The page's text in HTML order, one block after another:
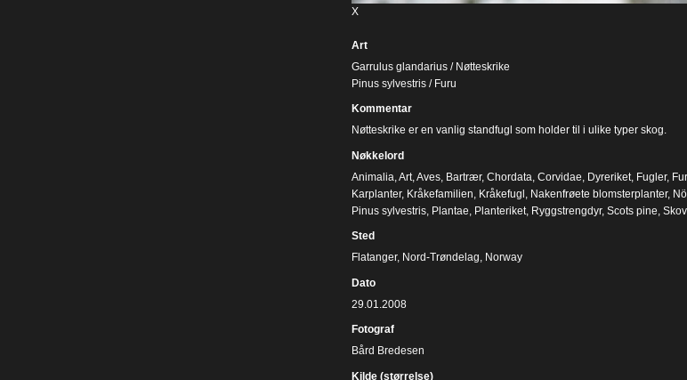
X
Art
Garrulus glandarius / Nøtteskrike
Pinus sylvestris / Furu
Kommentar
Nøtteskrike er en vanlig standfugl som holder til i ulike typer skog.
Nøkkelord
Animalia Art, Aves, Bartrær, Chordata Corvidae Dyreriket, Fugler,
Karplanter, Kråkefamilien Kråkefugl Nakenfrøete blomsterplanter,
Pinus sylvestris, Plantae Planteriket, Ryggstrengdyr, Scots pine
Sted
Flatanger, Nord-Trøndelag, Norway
Dato
29.01.2008
Fotograf
Bård Bredesen
Kilde (størrelse)